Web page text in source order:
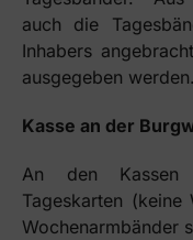
auch die
Inhabers
ausgegeben werden.
Kasse an der
An den Kassen
Tageskarten (keine
Wochenarmbänder